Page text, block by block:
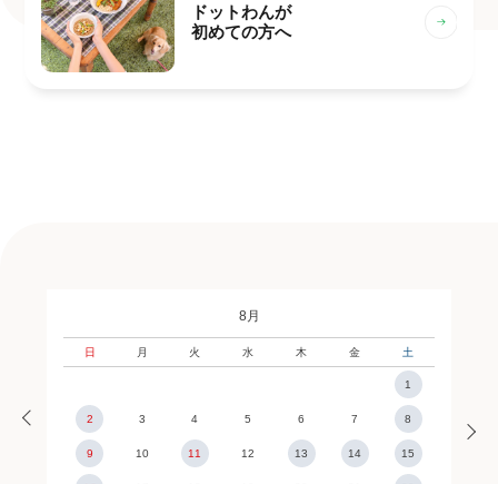
ドットわんが
初めての方へ
8月
日 月 火 水 木 金 土
1
2 3 4 5 6 7 8
9 10 11 12 13 14 15